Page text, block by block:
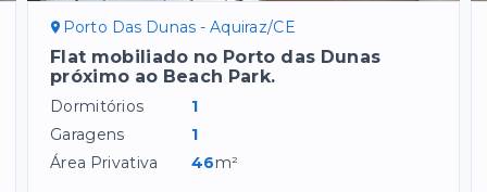
Porto Das Dunas - Aquiraz/CE
Flat mobiliado no Porto das Dunas
próximo ao Beach Park.
Dormitórios
1
Garagens
1
Área Privativa
46m²